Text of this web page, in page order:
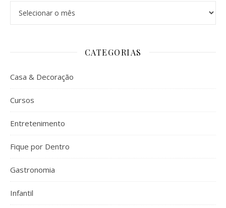
CATEGORIAS
Casa & Decoração
Cursos
Entretenimento
Fique por Dentro
Gastronomia
Infantil